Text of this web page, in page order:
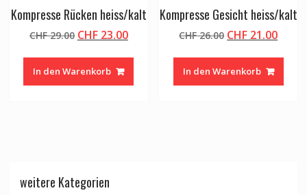
Kompresse Rücken heiss/kalt
CHF29.00 Ursprünglicher
war:
CHF 29.00
CHF23.00Aktueller
In den Warenkorb
Kompresse Gesicht heiss/kalt
CHF26.00 Ursprünglicher
war:
CHF 26.00
CHF 21.00
In den Warenkorb
weitere Kategorien